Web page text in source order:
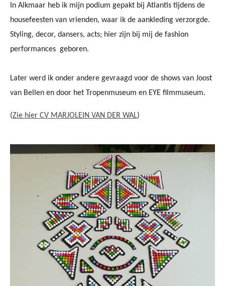
In Alkmaar heb ik mijn podium gepakt bij Atlantis tijdens de
housefeesten van vrienden, waar ik de aankleding verzorgde.
Styling, decor, dansers, acts; hier zijn bij mij de fashion
performances geboren.
Later werd ik onder andere gevraagd voor de shows van Joost
van Bellen en door het Tropenmuseum en EYE filmmuseum.
(Zie hier CV MARJOLEIN VAN DER WAL)